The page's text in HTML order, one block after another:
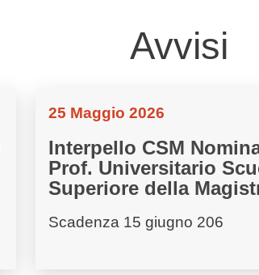
Avvisi
25 Maggio 2026
Interpello CSM
Prof. Universitario
Superiore della
Scadenza 15 giugno 206